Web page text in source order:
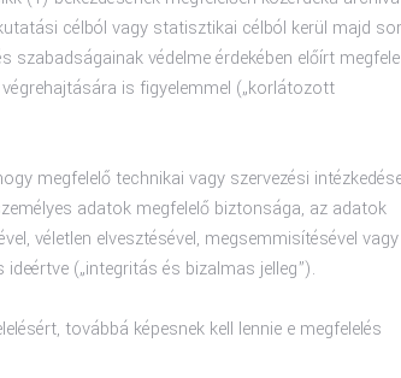
célból vagy statisztikai célból kerül majd
szabadságainak védelme érdekében előírt
is figyelemmel („korlátozott
megfelelő technikai vagy szervezési
adatok megfelelő biztonsága, az adatok
véletlen elvesztésével, megsemmisítésével vagy
(„integritás és bizalmas jelleg”).
továbbá képesnek kell lennie e megfelelés